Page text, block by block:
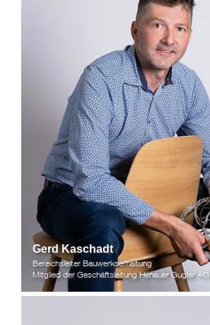
Gerd Kaschadt
Bereichsleiter Bauwerkserhaltung
Mitglied der Geschäftsleitung Henauer Gugler AG